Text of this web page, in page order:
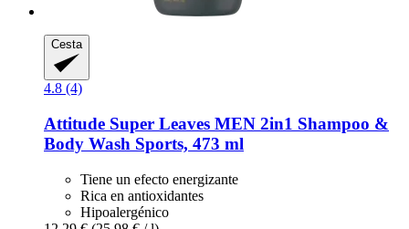
Cesta
4.8 (4)
Attitude Super Leaves MEN 2in1 Shampoo &
Body Wash Sports, 473 ml
Tiene un efecto energizante
Rica en antioxidantes
Hipoalergénico